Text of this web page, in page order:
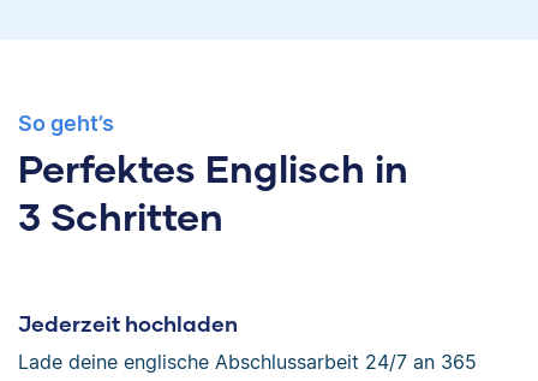
So geht’s
Perfektes Englisch in
3 Schritten
Jederzeit hochladen
Lade deine englische Abschlussarbeit 24/7 an 365